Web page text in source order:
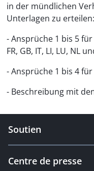
in der mündlichen
Unterlagen zu erteilen:
- Ansprüche 1 bis 5
FR, GB, IT, LI, LU, NL
- Ansprüche 1 bis 4
- Beschreibung mit
Soutien
Centre de presse